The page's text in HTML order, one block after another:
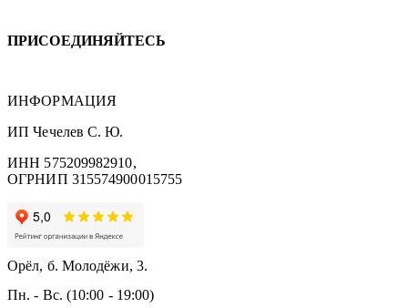
ПРИСОЕДИНЯЙТЕСЬ
ИНФОРМАЦИЯ
ИП Чечелев С. Ю.
ИНН 575209982910,
ОГРНИП 315574900015755
Орёл, б. Молодёжи, 3.
Пн. - Вс. (10:00 - 19:00)